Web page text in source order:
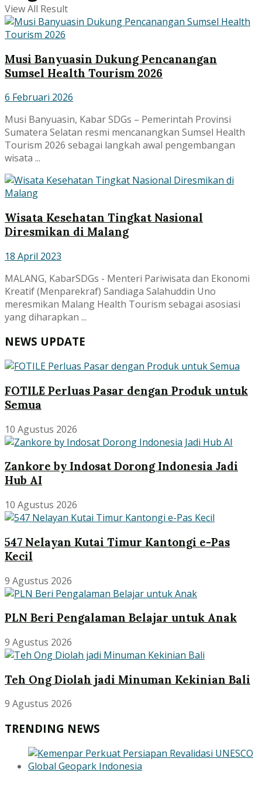
View All Result
Musi Banyuasin Dukung Pencanangan
Sumsel Health Tourism 2026
6 Februari 2026
Musi Banyuasin, Kabar SDGs – Pemerintah Provinsi
Sumatera Selatan resmi mencanangkan Sumsel Health
Tourism 2026 sebagai langkah awal pengembangan
wisata ...
Wisata Kesehatan Tingkat Nasional
Diresmikan di Malang
18 April 2023
MALANG, KabarSDGs - Menteri Pariwisata dan Ekonomi
Kreatif (Menparekraf) Sandiaga Salahuddin Uno
meresmikan Malang Health Tourism sebagai asosiasi
yang diharapkan ...
NEWS UPDATE
FOTILE Perluas Pasar dengan Produk untuk
Semua
10 Agustus 2026
Zankore by Indosat Dorong Indonesia Jadi
Hub AI
10 Agustus 2026
547 Nelayan Kutai Timur Kantongi e-Pas
Kecil
9 Agustus 2026
PLN Beri Pengalaman Belajar untuk Anak
9 Agustus 2026
Teh Ong Diolah jadi Minuman Kekinian Bali
9 Agustus 2026
TRENDING NEWS